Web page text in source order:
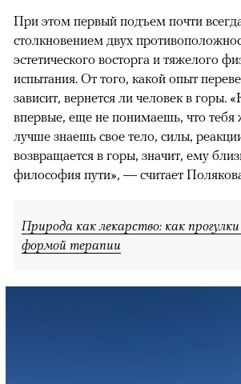
При этом первый подъем почти
столкновением двух
эстетического восторга и тяжелого
испытания. От того, какой опыт
зависит, вернется ли человек в горы.
впервые, еще не понимаешь, что
лучше знаешь свое тело, силы,
возвращается в горы, значит, ему
философия пути», — считает
Природа как лекарство: как
формой терапии